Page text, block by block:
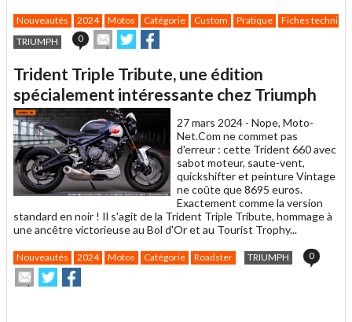
Nouveautés 2024 Motos Catégorie Custom Pratique
Fiches
TRIUMPH
0
Envoyer
cet
à
un
ami
Partager
sur sur
Trident Triple Tribute, une édition
spécialement intéressante chez Triumph
27 mars 2024 - Nope, Moto-
Net.Com ne commet pas
d'erreur : cette Trident 660 avec
sabot moteur, saute-vent,
quickshifter et peinture Vintage
ne coûte que 8695 euros.
Exactement comme la version
standard en noir ! Il s'agit de la Trident Triple Tribute, hommage à
une ancêtre victorieuse au Bol d'Or et au Tourist Trophy...
Nouveautés 2024 Motos Catégorie Roadster TRIUMPH 0
Envoyer
cet
Partager
sur
sur